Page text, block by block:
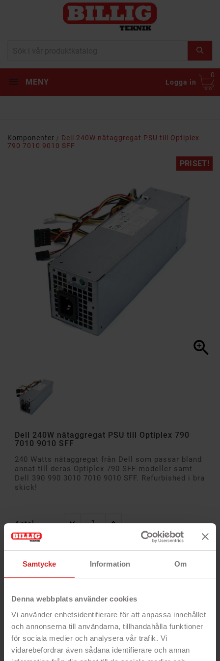
Samtycke Information Om
Denna webbplats använder cookies
Vi använder enhetsidentifierare för att anpassa innehållet
och annonserna till användarna, tillhandahålla funktioner
för sociala medier och analysera vår trafik. Vi
vidarebefordrar även sådana identifierare och annan
MENY Logga in
0
Komponenter
Dell 240W nätaggregat PSU till Optiplex
790 7010 9010 SFF
PRISET!

Dell 240W nätaggregat PSU till Optiplex 790
7010 9010 SFF
240 Watts nätaggregat från Dell som passar bland
annat till deras Optiplex 790 SFF-modeller samt
Dell 390 990 3010 7010 9010 SFF. Refurbished i bra
skick!
Antal
Alltid
Snabb
14 dagar öppet